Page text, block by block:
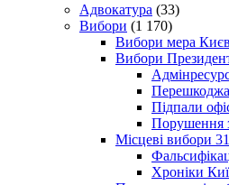
Адвокатура (33)
Вибори (1 170)
Вибори мера
Вибори
Підпали
Порушення
Місцеві вибори
Хроніки